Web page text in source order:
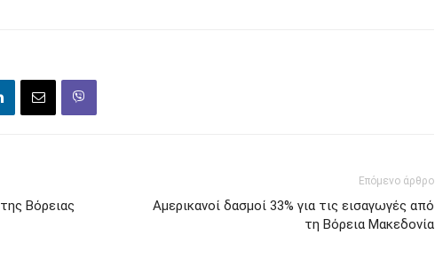
Βόρειας
Επόμενο άρθρο
Αμερικανοί δασμοί 33% για τις εισαγωγές από
τη Βόρεια Μακεδονία